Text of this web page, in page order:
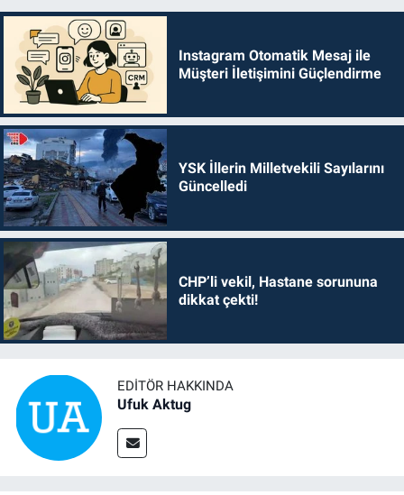
Instagram Otomatik Mesaj ile
Müşteri İletişimini Güçlendirme
YSK İllerin Milletvekili Sayılarını
Güncelledi
CHP’li vekil, Hastane sorununa
dikkat çekti!
EDITÖR HAKKINDA
Ufuk Aktug